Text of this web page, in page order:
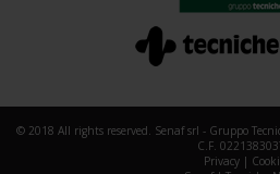
© 2018 All rights reserved. Senaf srl - Gruppo
C.F.
Privacy|